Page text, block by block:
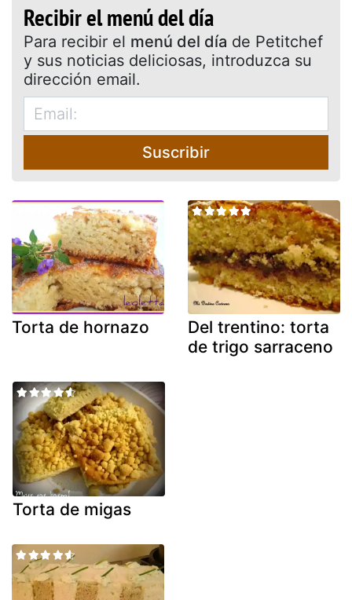
Recibir el menú del día
Para recibir el menú del día de Petitchef
y sus noticias deliciosas, introduzca su
dirección email.
Suscribir
Torta de hornazo
Del trentino: torta
de trigo sarraceno
Torta de migas